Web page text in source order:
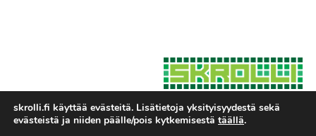
Hosted by Moment Digital
skrolli.fi käyttää evästeitä. Lisätietoja yksityisyydestä sekä
evästeistä ja niiden päälle/pois kytkemisestä täällä.